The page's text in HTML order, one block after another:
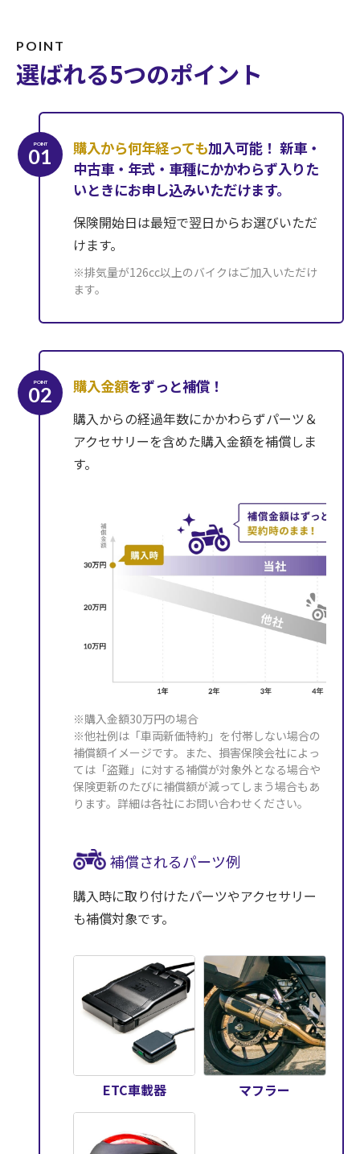
POINT
選ばれる5つのポイント
POINT
01 購入から何年経っても加入可能！ 新車・
中古車・年式・車種にかかわらず入りた
いときにお申し込みいただけます。
保険開始日は最短で翌日からお選びいただ
けます。
※排気量が126cc以上のバイクはご加入いただけ
ます。
POINT
02 購入金額をずっと補償！
購入からの経過年数にかかわらずパーツ＆
アクセサリーを含めた購入金額を補償しま
す。
※購入金額30万円の場合
※他社例は「車両新価特約」を付帯しない場合の
補償額イメージです。また、損害保険会社によっ
ては「盗難」に対する補償が対象外となる場合や
保険更新のたびに補償額が減ってしまう場合もあ
ります。詳細は各社にお問い合わせください。
補償されるパーツ例
購入時に取り付けたパーツやアクセサリー
も補償対象です。
ETC車載器 マフラー